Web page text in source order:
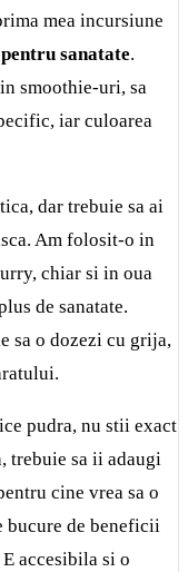
mea incursiune
sanatate.
smoothie-uri, sa
iar culoarea
dar trebuie sa ai
Am folosit-o in
chiar si in oua
de sanatate.
sa o dozezi cu grija,
pudra, nu stii exact
trebuie sa ii adaugi
cine vrea sa o
bucure de beneficii
accesibila si o